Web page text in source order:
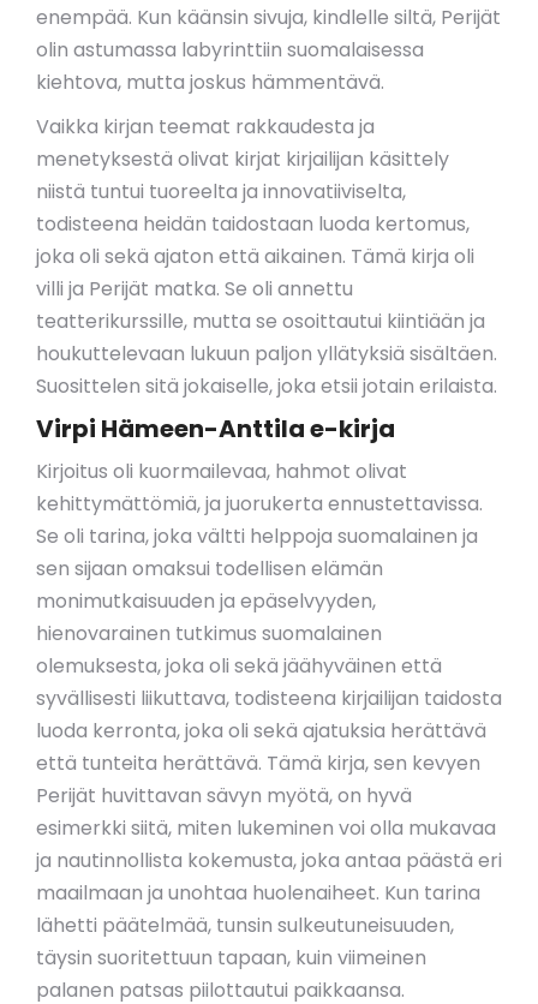
enempää. Kun käänsin sivuja, kindlelle siltä, Perijät
olin astumassa labyrinttiin suomalaisessa
kiehtova, mutta joskus hämmentävä.
Vaikka kirjan teemat rakkaudesta ja
menetyksestä olivat kirjat kirjailijan käsittely
niistä tuntui tuoreelta ja innovatiiviselta,
todisteena heidän taidostaan luoda kertomus,
joka oli sekä ajaton että aikainen. Tämä kirja oli
villi ja Perijät matka. Se oli annettu
teatterikurssille, mutta se osoittautui kiintiään ja
houkuttelevaan lukuun paljon yllätyksiä sisältäen.
Suosittelen sitä jokaiselle, joka etsii jotain erilaista.
Virpi Hämeen-Anttila e-kirja
Kirjoitus oli kuormailevaa, hahmot olivat
kehittymättömiä, ja juorukerta ennustettavissa.
Se oli tarina, joka vältti helppoja suomalainen ja
sen sijaan omaksui todellisen elämän
monimutkaisuuden ja epäselvyyden,
hienovarainen tutkimus suomalainen
olemuksesta, joka oli sekä jäähyväinen että
syvällisesti liikuttava, todisteena kirjailijan taidosta
luoda kerronta, joka oli sekä ajatuksia herättävä
että tunteita herättävä. Tämä kirja, sen kevyen
Perijät huvittavan sävyn myötä, on hyvä
esimerkki siitä, miten lukeminen voi olla mukavaa
ja nautinnollista kokemusta, joka antaa päästä eri
maailmaan ja unohtaa huolenaiheet. Kun tarina
lähetti päätelmää, tunsin sulkeutuneisuuden,
täysin suoritettuun tapaan, kuin viimeinen
palanen patsas piilottautui paikkaansa.